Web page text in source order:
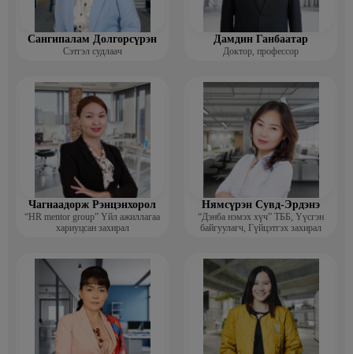
Сангипалам Долгорсүрэн
Сэтгэл судлаач
Дамдин Ганбаатар
Доктор, профессор
Чагнаадорж Рэнцэнхорол
“HR mentor group” Үйл ажиллагаа
хариуцсан захирал
Нямсүрэн Сувд-Эрдэнэ
“Дэнба нэмэх хүч” ТББ, Үүсгэн
байгуулагч, Гүйцэтгэх захирал